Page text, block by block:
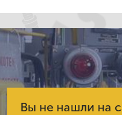
Вы не нашли на